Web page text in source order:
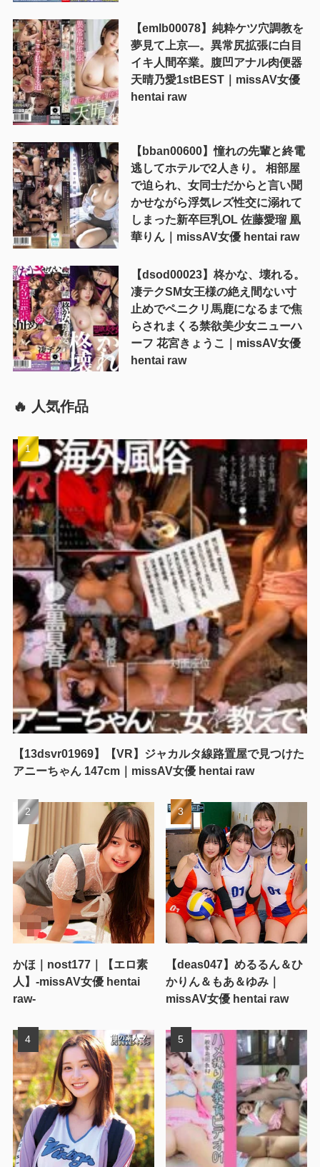
【emlb00078】純粋ケツ穴調教を
夢見て上京―。異常尻拡張に白目
イキ人間卒業。腹凹アナル肉便器
天晴乃愛1stBEST｜missAV女優
hentai raw
【bban00600】憧れの先輩と終電
逃してホテルで2人きり。 相部屋
で迫られ、女同士だからと言い聞
かせながら浮気レズ性交に溺れて
しまった新卒巨乳OL 佐藤愛瑠 凰
華りん｜missAV女優 hentai raw
【dsod00023】柊かな、壊れる。
凄テクSM女王様の絶え間ない寸
止めでペニクリ馬鹿になるまで焦
らされまくる禁欲美少女ニューハ
ーフ 花宮きょうこ｜missAV女優
hentai raw
🔥 人気作品
【13dsvr01969】【VR】ジャカルタ線路置屋で見つけた
アニーちゃん 147cm｜missAV女優 hentai raw
かほ｜nost177｜【エロ素
人】-missAV女優 hentai
raw-
【deas047】めるるん＆ひ
かりん＆もあ＆ゆみ｜
missAV女優 hentai raw